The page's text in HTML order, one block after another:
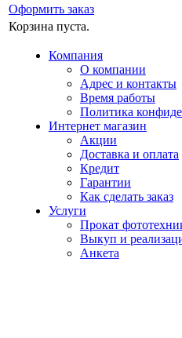
Оформить заказ
Корзина пуста.
Компания
О компании
Адрес и контакты
Время работы
Политика
Интернет магазин
Акции
Доставка и оплата
Кредит
Гарантии
Как сделать заказ
Услуги
Прокат
Выкуп и
Анкета